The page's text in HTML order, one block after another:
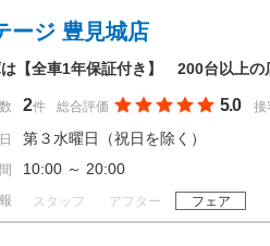
ージ 豊見城店
【全車1年保証付き】 200台以上の
2件 総合評価 5.0 接
第３水曜日（祝日を除く）
10:00 ～ 20:00
スタッフ アフター フェア